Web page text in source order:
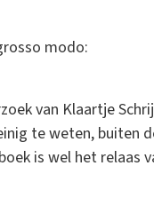
modo:
van Klaartje
te weten, buiten
is wel het relaas